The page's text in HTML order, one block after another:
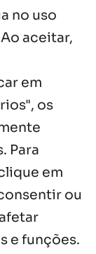
no uso
aceitar,
em
os
Para
em
ou
e funções.